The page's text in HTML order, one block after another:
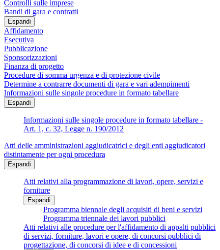
Controlli sulle imprese
Bandi di gara e contratti
Espandi
Affidamento
Esecutiva
Pubblicazione
Sponsorizzazioni
Finanza di progetto
Procedure di somma urgenza e di protezione civile
Determine a contrarre documenti di gara e vari adempimenti
Informazioni sulle singole procedure in formato tabellare
Espandi
Informazioni sulle singole procedure in formato tabellare -
Art. 1, c. 32, Legge n. 190/2012
Atti delle amministrazioni aggiudicatrici e degli enti aggiudicatori
distintamente per ogni procedura
Espandi
Atti relativi alla programmazione di lavori, opere, servizi e
forniture
Espandi
Programma biennale degli acquisiti di beni e servizi
Programma triennale dei lavori pubblici
Atti relativi alle procedure per l'affidamento di appalti pubblici
di servizi, forniture, lavori e opere, di concorsi pubblici di
progettazione, di concorsi di idee e di concessioni